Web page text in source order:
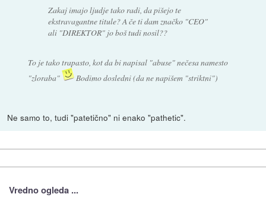
Zakaj imajo ljudje tako radi, da pišejo te
ekstravagantne titule? A če ti dam značko "CEO"
ali "DIREKTOR" jo boš tudi nosil??
To je tako trapasto, kot da bi napisal "abuse" nečesa namesto
"zloraba"
Bodimo dosledni (da ne napišem "striktni")
Ne samo to, tudi "patetično" ni enako "pathetic".
Vredno ogleda ...